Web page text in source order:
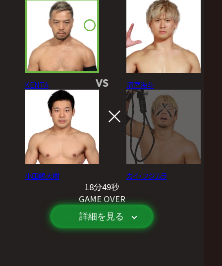
KENTA
小田嶋大樹
VS 清宮海斗
カイ・フジムラ
18分49秒
GAME OVER
詳細を見る